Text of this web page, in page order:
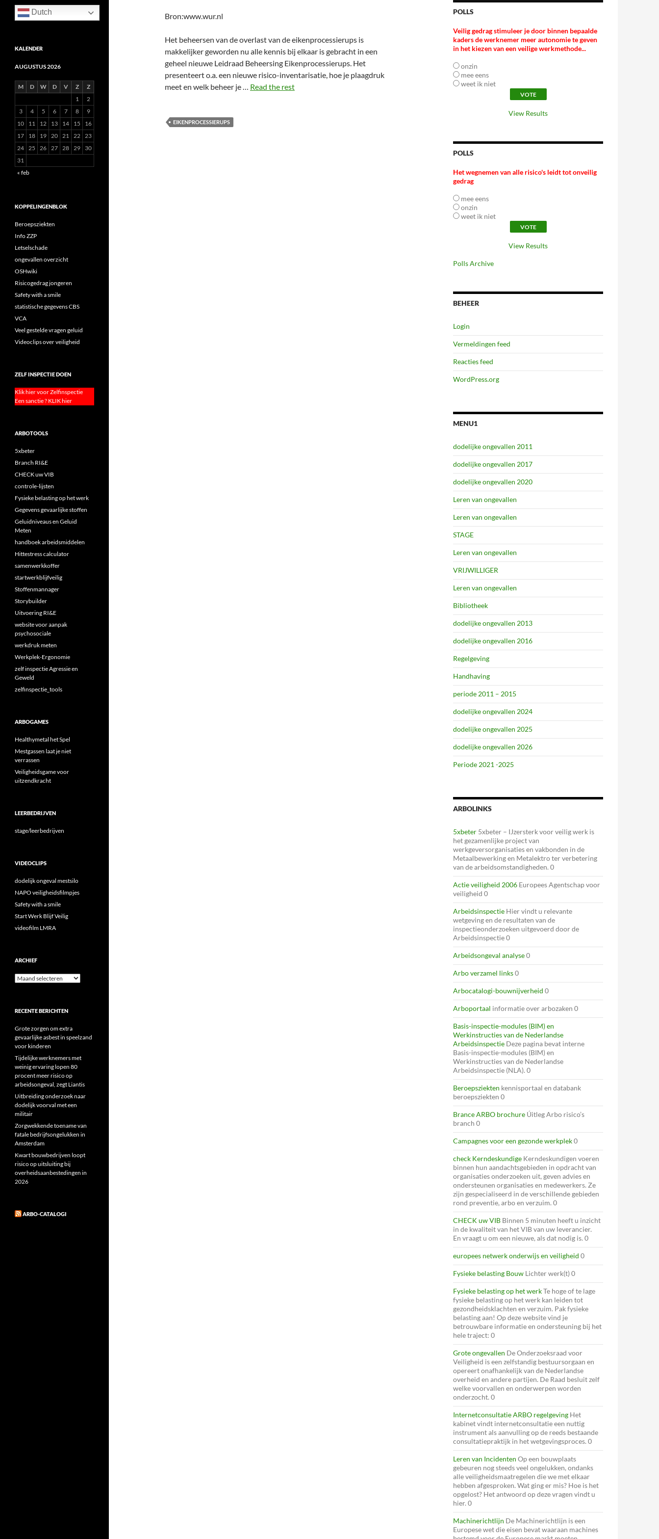
Bron:www.wur.nl
Het beheersen van de overlast van de eikenprocessierups is
makkelijker geworden nu alle kennis bij elkaar is gebracht in een
geheel nieuwe Leidraad Beheersing Eikenprocessierups. Het
presenteert o.a. een nieuwe risico-inventarisatie, hoe je plaagdruk
meet en welk beheer je … Read the rest
EIKENPROCESSIERUPS
POLLS
Veilig gedrag stimuleer je door binnen bepaalde
kaders de werknemer meer autonomie te geven
in het kiezen van een veilige werkmethode...
onzin
mee eens
weet ik niet
View Results
POLLS
Het wegnemen van alle risico's leidt tot onveilig
gedrag
mee eens
onzin
weet ik niet
View Results
Polls Archive
BEHEER
Login
Vermeldingen feed
Reacties feed
WordPress.org
MENU1
dodelijke ongevallen 2011
dodelijke ongevallen 2017
dodelijke ongevallen 2020
Leren van ongevallen
Leren van ongevallen
STAGE
Leren van ongevallen
VRIJWILLIGER
Leren van ongevallen
Bibliotheek
dodelijke ongevallen 2013
dodelijke ongevallen 2016
Regelgeving
Handhaving
periode 2011 – 2015
dodelijke ongevallen 2024
dodelijke ongevallen 2025
dodelijke ongevallen 2026
Periode 2021 -2025
ARBOLINKS
5xbeter 5xbeter – IJzersterk voor veilig werk is
het gezamenlijke project van
werkgeversorganisaties en vakbonden in de
Metaalbewerking en Metalektro ter verbetering
van de arbeidsomstandigheden. 0
Actie veiligheid 2006 Europees Agentschap voor
veiligheid 0
Arbeidsinspectie Hier vindt u relevante
wetgeving en de resultaten van de
inspectieonderzoeken uitgevoerd door de
Arbeidsinspectie 0
Arbeidsongeval analyse0
Arbo verzamel links0
Arbocatalogi-bouwnijverheid 0
Arboportaal informatie over arbozaken 0
Basis-inspectie-modules (BIM) en
Werkinstructies van de Nederlandse
Arbeidsinspectie Deze pagina bevat interne
Basis-inspectie-modules (BIM) en
Werkinstructies van de Nederlandse
Arbeidsinspectie (NLA). 0
Beroepsziekten kennisportaal en databank
beroepsziekten 0
Brance ARBO brochure Úitleg Arbo risico’s
branch 0
Campagnes voor een gezonde werkplek0
check Kerndeskundige Kerndeskundigen voeren
binnen hun aandachtsgebieden in opdracht van
organisaties onderzoeken uit, geven advies en
ondersteunen organisaties en medewerkers. Ze
zijn gespecialiseerd in de verschillende gebieden
rond preventie, arbo en verzuim. 0
CHECK uw VIB Binnen 5 minuten heeft u inzicht
in de kwaliteit van het VIB van uw leverancier.
En vraagt u om een nieuwe, als dat nodig is. 0
europees netwerk onderwijs en veiligheid 0
Fysieke belasting Bouw Lichter werk(t) 0
Fysieke belasting op het werkTe hoge of te lage
fysieke belasting op het werk kan leiden tot
gezondheidsklachten en verzuim. Pak fysieke
belasting aan! Op deze website vind je
betrouwbare informatie en ondersteuning bij het
hele traject: 0
Grote ongevallen De Onderzoeksraad voor
Veiligheid is een zelfstandig bestuursorgaan en
opereert onafhankelijk van de Nederlandse
overheid en andere partijen. De Raad besluit zelf
welke voorvallen en onderwerpen worden
onderzocht. 0
Internetconsultatie ARBO regelgeving Het
kabinet vindt internetconsultatie een nuttig
instrument als aanvulling op de reeds bestaande
consultatiepraktijk in het wetgevingsproces. 0
Leren van Incidenten Op een bouwplaats
gebeuren nog steeds veel ongelukken, ondanks
alle veiligheidsmaatregelen die we met elkaar
hebben afgesproken. Wat ging er mis? Hoe is het
opgelost? Het antwoord op deze vragen vindt u
hier. 0
Machinerichtlijn De Machinerichtlijn is een
Europese wet die eisen bevat waaraan machines
Dutch
KALENDER
AUGUSTUS 2026
M D W D V Z
Z
1
2
3
4 5 6 7 8
9
10
11 12 13 14 15
16
17
18 19 20 21 22
23
24
25 26 27 28 29
30
31
« feb
KOPPELINGENBLOK
Beroepsziekten
Info ZZP
Letselschade
ongevallen overzicht
OSHwiki
Risicogedrag jongeren
Safety with a smile
statistische gegevens CBS
VCA
Veel gestelde vragen geluid
Videoclips over veiligheid
ZELF INSPECTIE DOEN
Klik hier voor Zelfinspectie
Een sanctie ? KLIK hier
ARBOTOOLS
5xbeter
Branch RI&E
CHECK uw VIB
controle-lijsten
Fysieke belasting op het werk
Gegevens gevaarlijke stoffen
Geluidniveaus en Geluid
Meten
handboek arbeidsmiddelen
Hittestress calculator
samenwerkkoffer
startwerkblijfveilig
Stoffenmannager
Storybuilder
Uitvoering RI&E
website voor aanpak
psychosociale
werkdruk meten
Werkplek-Ergonomie
zelf inspectie Agressie en
Geweld
zelfinspectie_tools
ARBOGAMES
Healthymetal het Spel
Mestgassen laat je niet
verrassen
Veiligheidsgame voor
uitzendkracht
LEERBEDRIJVEN
stage/leerbedrijven
VIDEOCLIPS
dodelijk ongeval mestsilo
NAPO veiligheidsfilmpjes
Safety with a smile
Start Werk Blijf Veilig
videofilm LMRA
ARCHIEF
Archief
RECENTE BERICHTEN
Grote zorgen om extra
gevaarlijke asbest in speelzand
voor kinderen
Tijdelijke werknemers met
weinig ervaring lopen 80
procent meer risico op
arbeidsongeval, zegt Liantis
Uitbreiding onderzoek naar
dodelijk voorval met een
militair
Zorgwekkende toename van
fatale bedrijfsongelukken in
Amsterdam
Kwart bouwbedrijven loopt
risico op uitsluiting bij
overheidsaanbestedingen in
2026
ARBO-CATALOGI